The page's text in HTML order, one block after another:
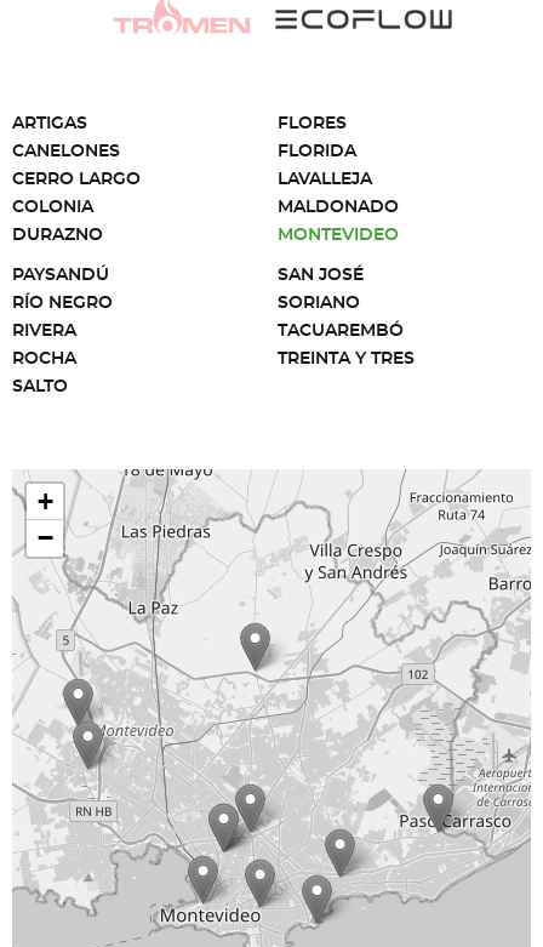
ARTIGAS
CANELONES
CERRO LARGO
COLONIA
DURAZNO
FLORES
FLORIDA
LAVALLEJA
MALDONADO
MONTEVIDEO
PAYSANDÚ
RÍO NEGRO
RIVERA
ROCHA
SALTO
SAN JOSÉ
SORIANO
TACUAREMBÓ
TREINTA Y TRES
+
−